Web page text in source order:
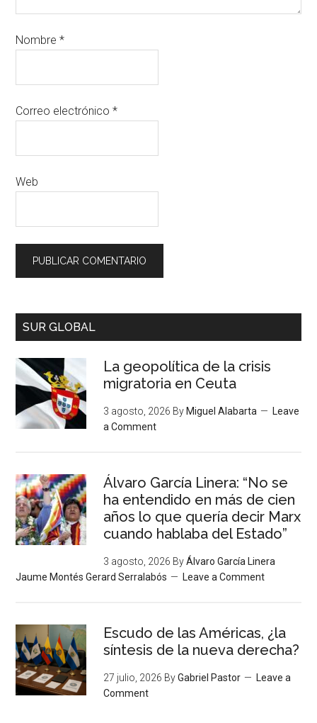
Nombre*
Correo electrónico*
Web
SUR GLOBAL
La geopolítica de la crisis
migratoria en Ceuta
3 agosto, 2026 By Miguel Alabarta
Leave
a Comment
Álvaro García Linera: “No se
ha entendido en más de cien
años lo que quería decir Marx
cuando hablaba del Estado”
3 agosto, 2026 ByÁlvaro García Linera
Jaume Montés Gerard Serralabós
Leave a Comment
Escudo de las Américas, ¿la
síntesis de la nueva derecha?
27 julio, 2026 ByGabriel Pastor
Leave a
Comment